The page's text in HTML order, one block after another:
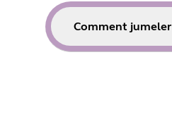
Comment jumeler